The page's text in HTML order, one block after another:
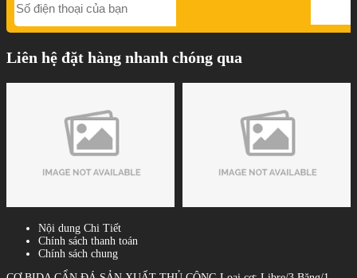
Liên hệ đặt hàng nhanh chóng qua
Nội dung Chi Tiết
Chính sách thanh toán
Chính sách chung